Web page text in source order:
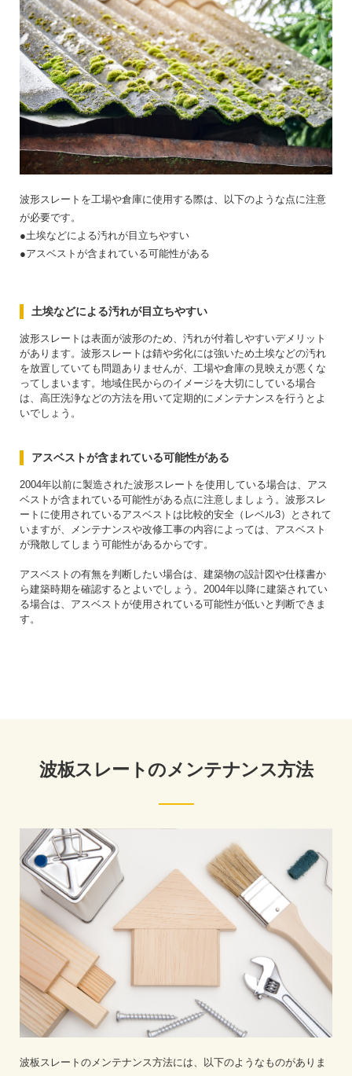
波形スレートを工場や倉庫に使用する際は、以下のような点に注意
が必要です。
●土埃などによる汚れが目立ちやすい
●アスベストが含まれている可能性がある
土埃などによる汚れが目立ちやすい
波形スレートは表面が波形のため、汚れが付着しやすいデメリット
があります。波形スレートは錆や劣化には強いため土埃などの汚れ
を放置していても問題ありませんが、工場や倉庫の見映えが悪くな
ってしまいます。地域住民からのイメージを大切にしている場合
は、高圧洗浄などの方法を用いて定期的にメンテナンスを行うとよ
いでしょう。
アスベストが含まれている可能性がある
2004年以前に製造された波形スレートを使用している場合は、アス
ベストが含まれている可能性がある点に注意しましょう。波形スレ
ートに使用されているアスベストは比較的安全（レベル3）とされて
いますが、メンテナンスや改修工事の内容によっては、アスベスト
が飛散してしまう可能性があるからです。
アスベストの有無を判断したい場合は、建築物の設計図や仕様書か
ら建築時期を確認するとよいでしょう。2004年以降に建築されてい
る場合は、アスベストが使用されている可能性が低いと判断できま
す。
波板スレートのメンテナンス方法
波板スレートのメンテナンス方法には、以下のようなものがありま